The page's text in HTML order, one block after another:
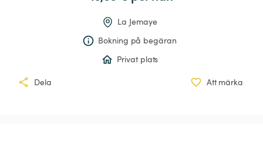
La Jemaye
Bokning på begäran
Privat plats
Dela Att märka